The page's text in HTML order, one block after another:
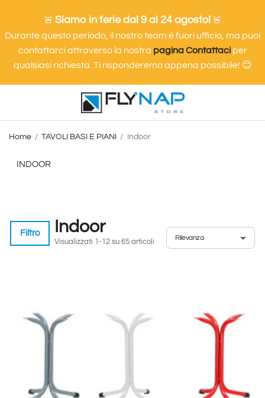
🚨 Siamo in ferie dal 9 al 24 agosto!🚨
Durante questo periodo, il nostro team è fuori ufficio, ma puoi
contattarci attraverso la nostra pagina Contattaciper
qualsiasi richiesta. Ti risponderemo appena possibile! 😊
Home TAVOLI BASI E PIANI Indoor
INDOOR
Filtro Indoor
Visualizzati 1-12 su 65 articoli